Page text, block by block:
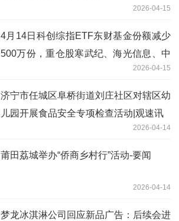
2026-04-15
4月14日科创综指ETF东财基金份额减少
500万份，重仓股寒武纪、海光信息、中
2026-04-15
济宁市任城区阜桥街道刘庄社区对辖区幼
儿园开展食品安全专项检查活动|观速讯
2026-04-14
莆田荔城举办“侨商乡村行”活动-要闻
2026-04-14
梦龙冰淇淋公司回应新品广告：后续会进